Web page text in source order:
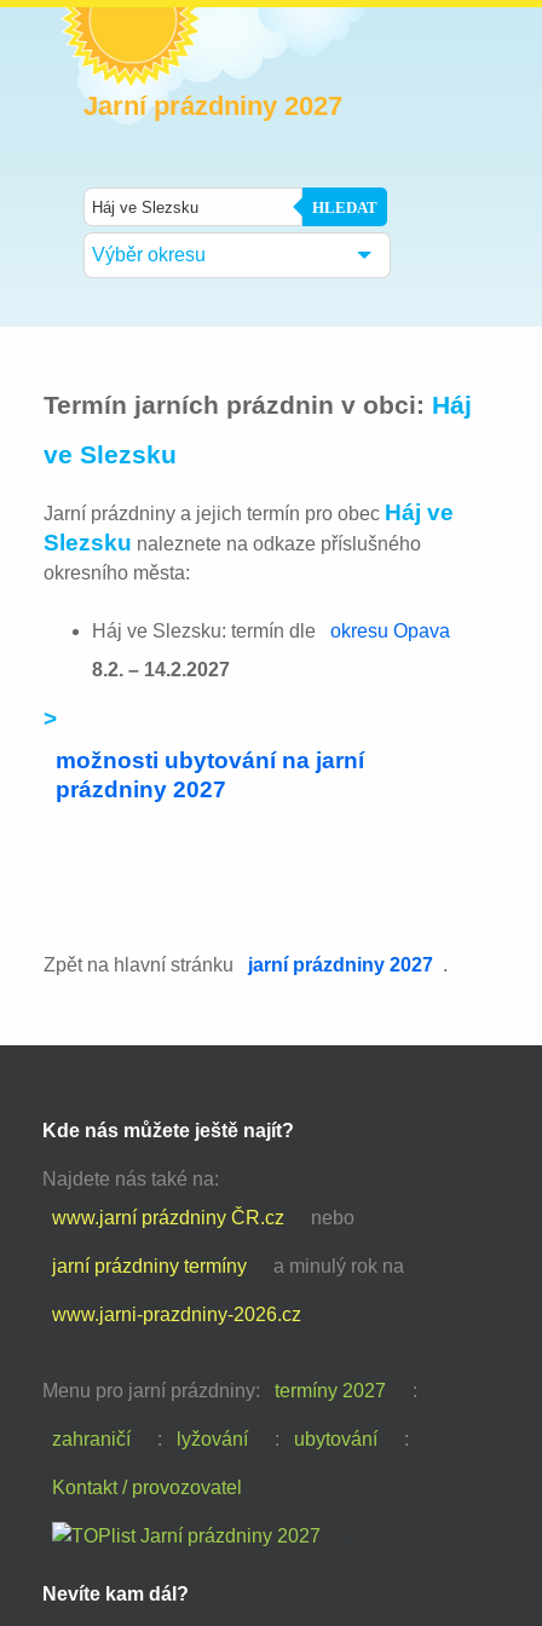
Jarní prázdniny 2027
HLEDAT
Výběr okresu
Termín jarních prázdnin v obci: Háj
ve Slezsku
Jarní prázdniny a jejich termín pro obec Háj ve
Slezsku naleznete na odkaze příslušného
okresního města:
Háj ve Slezsku: termín dle
okresu Opava
8.2. – 14.2.2027
>
možnosti ubytování na jarní
prázdniny 2027
Zpět na hlavní stránku jarní prázdniny 2027 .
Kde nás můžete ještě najít?
Najdete nás také na:
www.jarní prázdniny ČR.cz
nebo
jarní prázdniny termíny a minulý rok na
www.jarni-prazdniny-2026.cz
Menu pro jarní prázdniny: termíny 2027 :
zahraničí : lyžování : ubytování :
Kontakt / provozovatel
Nevíte kam dál?